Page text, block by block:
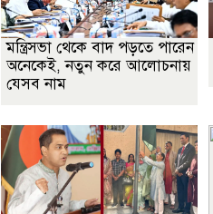
মন্ত্রিসভা থেকে বাদ পড়তে পারেন
অনেকেই, নতুন করে আলোচনায়
যেসব নাম